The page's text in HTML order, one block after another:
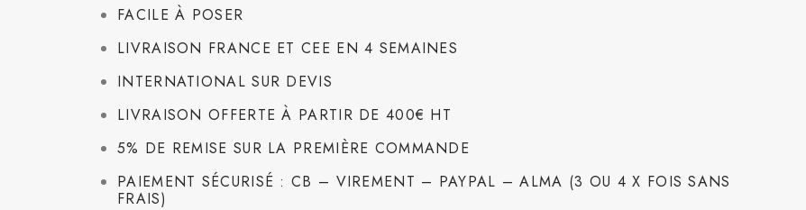
FACILE À POSER
LIVRAISON FRANCE ET CEE EN 4 SEMAINES
INTERNATIONAL SUR DEVIS
LIVRAISON OFFERTE À PARTIR DE 400€ HT
5% DE REMISE SUR LA PREMIÈRE COMMANDE
PAIEMENT SÉCURISÉ : CB – VIREMENT – PAYPAL – ALMA (3 OU 4 X FOIS SANS
FRAIS)